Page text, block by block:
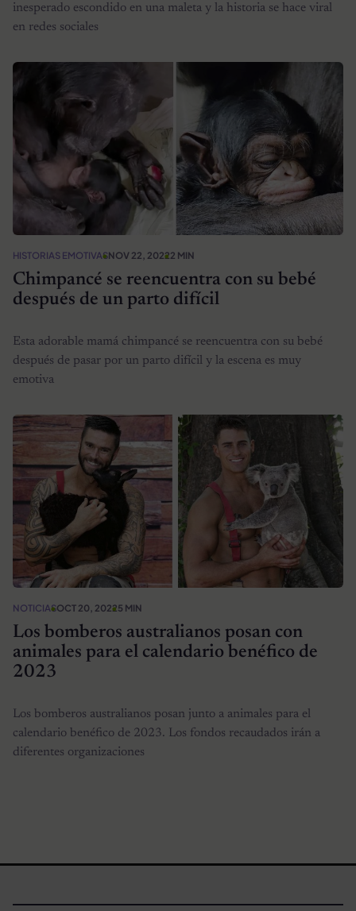
inesperado escondido en una maleta y la historia se hace viral
en redes sociales
HISTORIAS EMOTIVASNOV 22, 20222 MIN
Chimpancé se reencuentra con su bebé
después de un parto difícil
Esta adorable mamá chimpancé se reencuentra con su bebé
después de pasar por un parto difícil y la escena es muy
emotiva
NOTICIASOCT 20, 20225 MIN
Los bomberos australianos posan con
animales para el calendario benéfico de
2023
Los bomberos australianos posan junto a animales para el
calendario benéfico de 2023. Los fondos recaudados irán a
diferentes organizaciones